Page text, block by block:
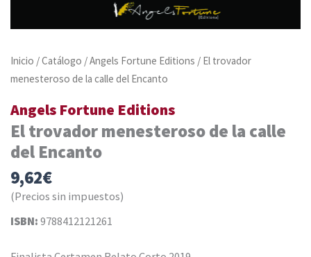
Inicio /Catálogo /Angels Fortune Editions / El trovador
menesteroso de la calle del Encanto
Angels Fortune Editions
El trovador menesteroso de la calle
del Encanto
9,62€
(Precios sin impuestos)
ISBN: 9788412121261